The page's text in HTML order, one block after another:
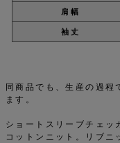
肩幅
袖丈
同商品でも、生産の過程
ます。
ショートスリーブチェッ
コットンニット。リブニ